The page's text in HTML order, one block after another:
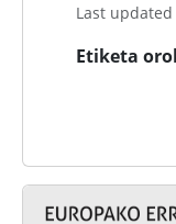
Last
Etiketa